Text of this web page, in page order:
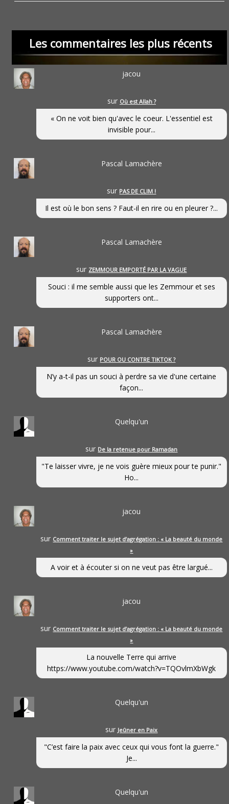
Les commentaires les plus récents
jacou
sur Où est Allah ?
« On ne voit bien qu'avec le coeur. L'essentiel est
invisible pour...
Pascal Lamachère
sur PAS DE CLIM !
Il est où le bon sens ? Faut-il en rire ou en pleurer ?...
Pascal Lamachère
sur ZEMMOUR EMPORTÉ PAR LA VAGUE
Souci : il me semble aussi que les Zemmour et ses
supporters ont...
Pascal Lamachère
sur POUR OU CONTRE TIKTOK ?
N’y a-t-il pas un souci à perdre sa vie d'une certaine
façon...
Quelqu'un
sur De la retenue pour Ramadan
"Te laisser vivre, je ne vois guère mieux pour te punir."
Ho...
jacou
sur Comment traiter le sujet d’agrégation : « La beauté du monde
»
A voir et à écouter si on ne veut pas être largué...
jacou
sur Comment traiter le sujet d’agrégation : « La beauté du monde
»
La nouvelle Terre qui arrive
https://www.youtube.com/watch?v=TQOvlmXbWgk
Quelqu'un
sur Jeûner en Paix
"C’est faire la paix avec ceux qui vous font la guerre."
Je...
Quelqu'un